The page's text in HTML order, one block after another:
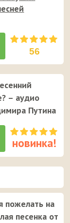
56
– аудио
Путина
пожелать на
песенка от